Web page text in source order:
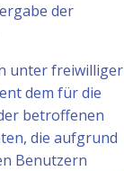
der
unter freiwilliger
dem für die
betroffenen
die aufgrund
Benutzern